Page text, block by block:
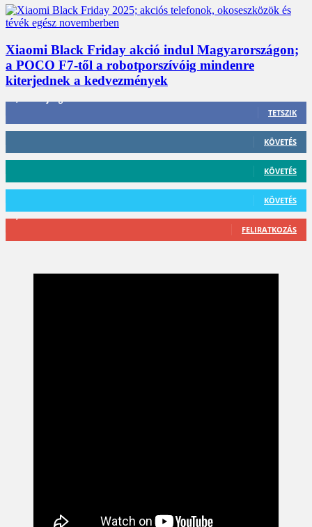
Xiaomi Black Friday akció indul Magyarországon;
a POCO F7-től a robotporszívóig mindenre
kiterjednek a kedvezmények
TETSZIK
412 Követő
KÖVETÉS
59 Követő
KÖVETÉS
101 Követő
KÖVETÉS
2,589 Feliratkozó
FELIRATKOZÁS